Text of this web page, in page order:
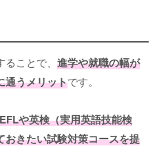
ことで、 進学や就職の幅が
通うメリットです。
や英検（実用英語技能検
きたい試験対策コースを提